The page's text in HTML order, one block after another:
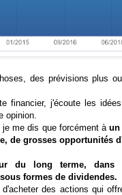
des prévisions plus
financier, j'écoute les
opinion.
me dis que forcément à un
de grosses opportunités
du long terme, dans
formes de dividendes.
des actions qui